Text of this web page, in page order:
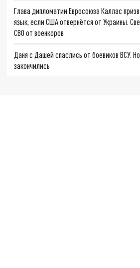
Глава дипломатии Евросоюза Каллас
язык, если США отвернётся от Украины.
СВО от военкоров
Даня с Дашей спаслись от боевиков ВСУ.
закончились